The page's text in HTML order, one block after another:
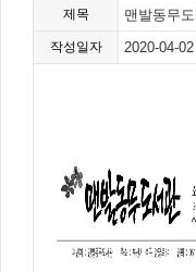
제목 맨발동무
작성일자 2020-04-02